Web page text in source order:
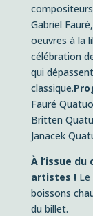
compositeurs
Gabriel
oeuvres à la
célébration
qui
classique.
Fauré
Britten
Janacek
À l’issue
artistes !
boissons
du billet.